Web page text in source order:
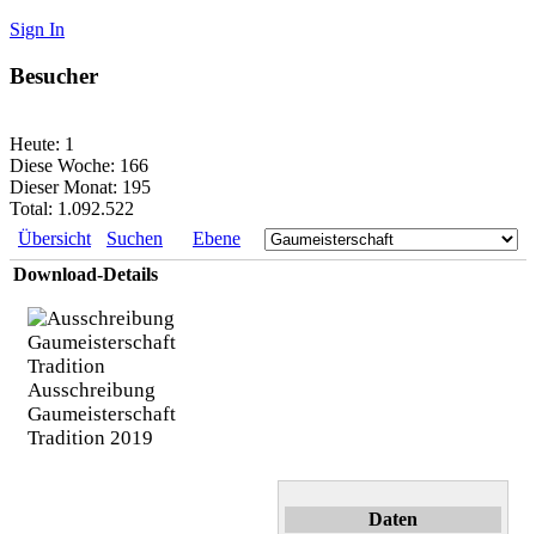
Sign In
Besucher
Heute: 1
Diese Woche: 166
Dieser Monat: 195
Total: 1.092.522
Übersicht
Suchen
Ebene
Download-Details
Ausschreibung
Gaumeisterschaft
Tradition 2019
Daten